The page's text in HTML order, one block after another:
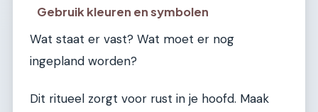
Gebruik kleuren en symbolen
Wat staat er vast? Wat moet er nog
ingepland worden?
Dit ritueel zorgt voor rust in je hoofd. Maak